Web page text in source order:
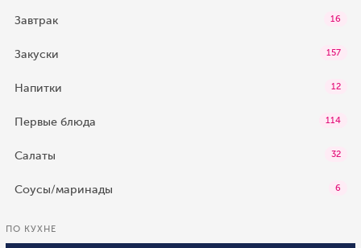
Завтрак 16
Закуски 157
Напитки 12
Первые блюда 114
Салаты 32
Соусы/маринады 6
ПО КУХНЕ